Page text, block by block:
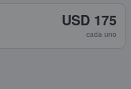
USD 175
cada uno